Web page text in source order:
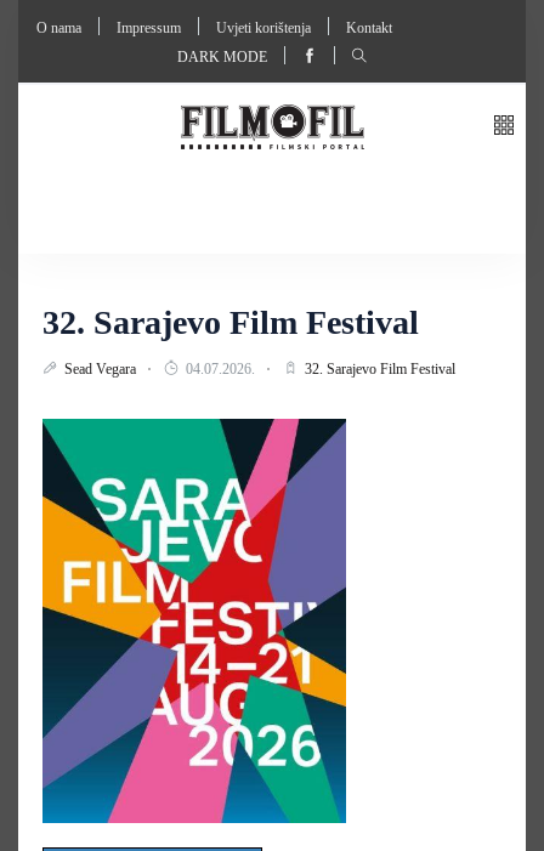
O nama Impressum Uvjeti korištenja
Kontakt
DARK MODE
32. Sarajevo Film Festival
Sead Vegara 04.07.2026. 32. Sarajevo Film Festival